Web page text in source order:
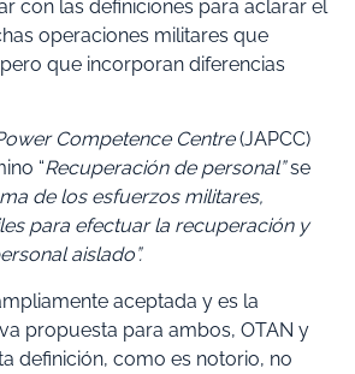
con las definiciones para aclarar el
operaciones militares que
que incorporan diferencias
Competence Centre(JAPCC)
“Recuperación de personal”se
de los esfuerzos militares,
para efectuar la recuperación y
aislado”.
aceptada y es la
propuesta para ambos, OTAN y
definición, como es notorio, no